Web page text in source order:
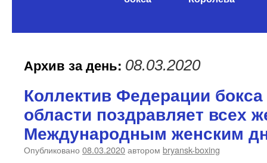
Архив за день: 08.03.2020
Коллектив Федерации
области поздравляет всех
Международным женским
Опубликовано 08.03.2020автором bryansk-boxing